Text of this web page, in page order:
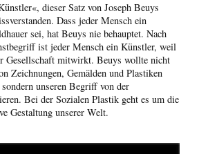
dieser Satz von Joseph Beuys
Dass jeder Mensch ein
sei, hat Beuys nie behauptet. Nach
ist jeder Mensch ein Künstler, weil
Gesellschaft mitwirkt. Beuys wollte nicht
Zeichnungen, Gemälden und Plastiken
unseren Begriff von der
Bei der Sozialen Plastik geht es um die
Gestaltung unserer Welt.